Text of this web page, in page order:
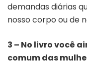
demandas diárias
nosso corpo ou de
3 – No livro você
comum das